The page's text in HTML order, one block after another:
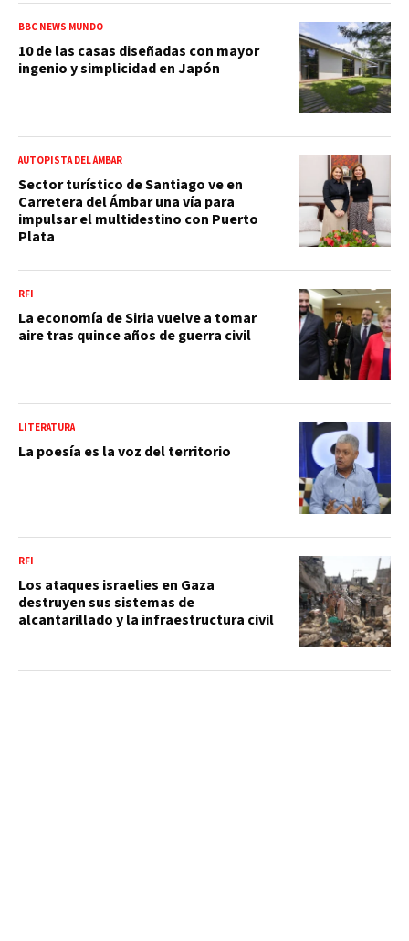
BBC NEWS MUNDO
10 de las casas diseñadas con mayor
ingenio y simplicidad en Japón
AUTOPISTA DEL ÁMBAR
Sector turístico de Santiago ve en
Carretera del Ámbar una vía para
impulsar el multidestino con Puerto
Plata
RFI
La economía de Siria vuelve a tomar
aire tras quince años de guerra civil
LITERATURA
La poesía es la voz del territorio
RFI
Los ataques israelies en Gaza
destruyen sus sistemas de
alcantarillado y la infraestructura civil